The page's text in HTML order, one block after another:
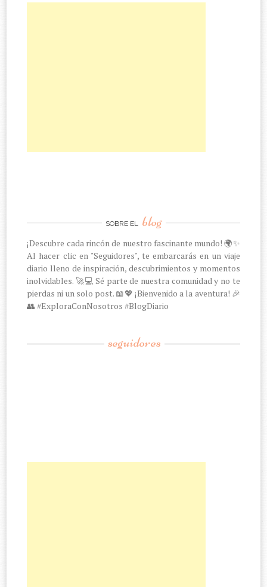
SOBRE EL blog
¡Descubre cada rincón de nuestro fascinante mundo! 🌍✨
Al hacer clic en "Seguidores", te embarcarás en un viaje
diario lleno de inspiración, descubrimientos y momentos
inolvidables. 🚀💻 Sé parte de nuestra comunidad y no te
pierdas ni un solo post. 📖💖 ¡Bienvenido a la aventura! 🎉
👥 #ExploraConNosotros #BlogDiario
seguidores